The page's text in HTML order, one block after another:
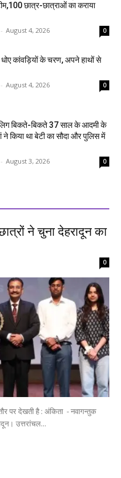
छात्र-छात्राओं का कराया
- August 4, 2026 0
धोए कांवड़ियों के चरण, अपने हाथों से
- August 4, 2026 0
बिकते-बिकते 37 साल के आदमी के
ने किया था बेटी का सौदा और पुलिस में
- August 3, 2026 0
ने चुना देहरादून का
0
पर देखती है : अंकिता - नवागन्तुक
उत्तरांचल...